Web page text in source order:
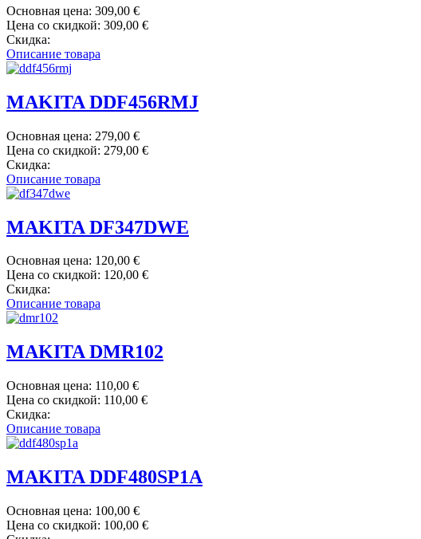
Основная цена: 309,00 €
Цена со скидкой: 309,00 €
Скидка:
Описание товара
MAKITA DDF456RMJ
Основная цена: 279,00 €
Цена со скидкой: 279,00 €
Скидка:
Описание товара
MAKITA DF347DWE
Основная цена: 120,00 €
Цена со скидкой: 120,00 €
Скидка:
Описание товара
MAKITA DMR102
Основная цена: 110,00 €
Цена со скидкой: 110,00 €
Скидка:
Описание товара
MAKITA DDF480SP1A
Основная цена: 100,00 €
Цена со скидкой: 100,00 €